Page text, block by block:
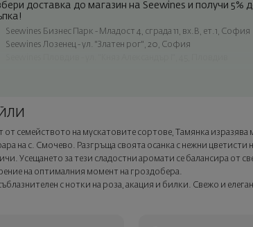
доставка до магазин на Seewines и получи 5%
Seewines Бизнес Парк - Младост 4, сграда 11, вх.В, ет.1, София
Seewines Лозенец - ул. "Златен рог", 20, София
До офисите на Спиди в цялата страна
със стил
луксозна подаръчна опаковка и персонализирана
тази опция в следващата стъпка от поръчката.
от семейството на мускатовите сортове, Тамянка
на с. Смочево. Разгръща своята осанка с нежни
Усещането за тези сладостни аромати се балансира от
на оптималния момент на гроздобера.
с нотки на роза, акация и билки. Свежо и